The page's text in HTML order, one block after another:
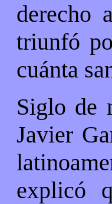
derecho
triunfó
cuánta
Siglo de
Javier
explicó